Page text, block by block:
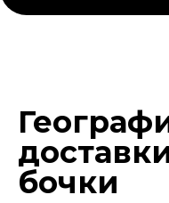
бочки